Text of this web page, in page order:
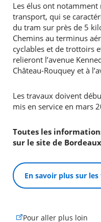
RECHERCHER ...
Les élus ont
transport, qui se
du tram sur près de 5
Chemins au terminus
cyclables et de trottoirs
relieront l’avenue
Château-Rouquey et à
Les travaux doivent
mis en service en mars
Toutes les
sur le site de
En savoir plus sur
Pour aller plus loin